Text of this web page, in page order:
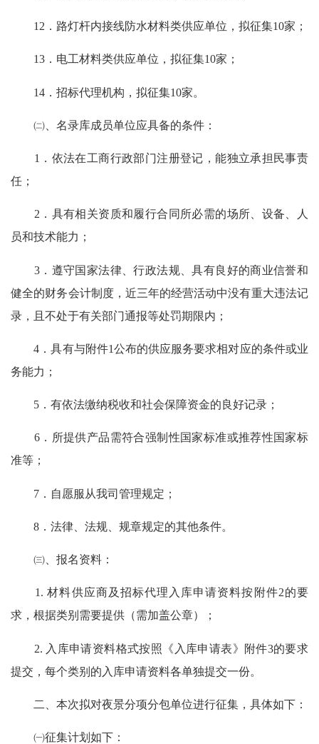
12．路灯杆内接线防水材料类供应单位，拟征集10家；
13．电工材料类供应单位，拟征集10家；
14．招标代理机构，拟征集10家。
㈡、名录库成员单位应具备的条件：
1．依法在工商行政部门注册登记，能独立承担民事责
任；
2．具有相关资质和履行合同所必需的场所、设备、人
员和技术能力；
3．遵守国家法律、行政法规、具有良好的商业信誉和
健全的财务会计制度，近三年的经营活动中没有重大违法记
录，且不处于有关部门通报等处罚期限内；
4．具有与附件1公布的供应服务要求相对应的条件或业
务能力；
5．有依法缴纳税收和社会保障资金的良好记录；
6．所提供产品需符合强制性国家标准或推荐性国家标
准等；
7．自愿服从我司管理规定；
8．法律、法规、规章规定的其他条件。
㈢、报名资料：
1. 材料供应商及招标代理入库申请资料按附件2的要
求，根据类别需要提供（需加盖公章）；
2. 入库申请资料格式按照《入库申请表》附件3的要求
提交，每个类别的入库申请资料各单独提交一份。
二、本次拟对夜景分项分包单位进行征集，具体如下：
㈠征集计划如下：